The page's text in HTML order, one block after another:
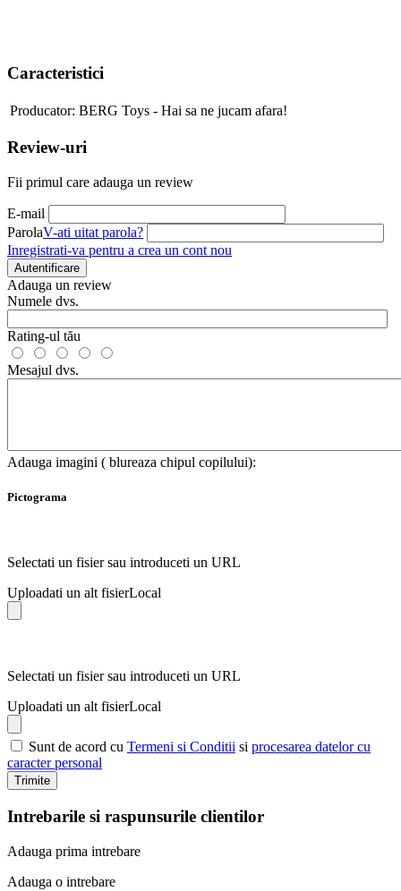
Caracteristici
Producator: BERG Toys - Hai sa ne jucam afara!
Review-uri
Fii primul care adauga un review
E-mail
ParolaV-ati uitat parola?
Inregistrati-va pentru a crea un cont nou
Autentificare
Adauga un review
Numele dvs.
Rating-ul tău
Mesajul dvs.
Adauga imagini ( blureaza chipul copilului):
Pictograma
Selectati un fisier sau introduceti un URL
Uploadati un alt fisierLocal
Selectati un fisier sau introduceti un URL
Uploadati un alt fisierLocal
Sunt de acord cu Termeni si Conditii si procesarea datelor cu
caracter personal
Trimite
Intrebarile si raspunsurile clientilor
Adauga prima intrebare
Adauga o intrebare